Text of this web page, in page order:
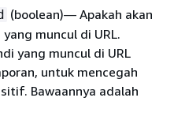
(boolean)— Apakah akan
muncul di URL.
yang muncul di URL
untuk mencegah
Bawaannya adalah